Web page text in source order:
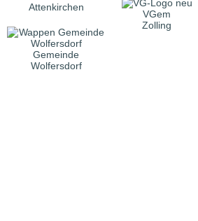
Attenkirchen
VGem
Zolling
Gemeinde
Wolfersdorf